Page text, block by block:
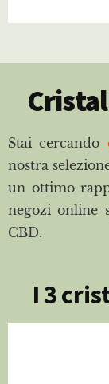
Stai cercando
nostra
un ottimo
negozi online
CBD.
I 3